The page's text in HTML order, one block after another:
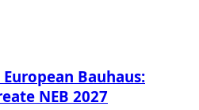
Bauhaus:
NEB 2027